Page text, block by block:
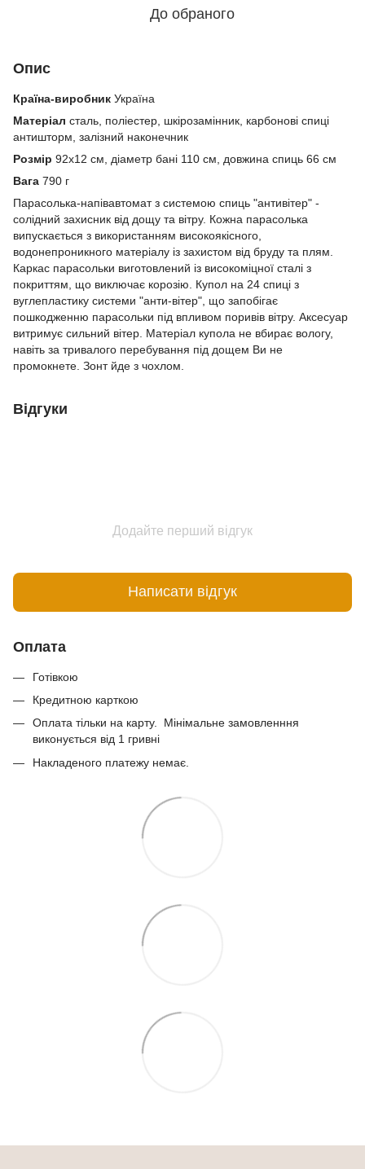
До обраного
Опис
Країна-виробник Україна
Матеріал сталь, поліестер, шкірозамінник, карбонові спиці
антишторм, залізний наконечник
Розмір 92х12 см, діаметр бані 110 см, довжина спиць 66 см
Вага 790 г
Парасолька-напівавтомат з системою спиць "антивітер" -
солідний захисник від дощу та вітру. Кожна парасолька
випускається з використанням високоякісного,
водонепроникного матеріалу із захистом від бруду та плям.
Каркас парасольки виготовлений із високоміцної сталі з
покриттям, що виключає корозію. Купол на 24 спиці з
вуглепластику системи "анти-вітер", що запобігає
пошкодженню парасольки під впливом поривів вітру. Аксесуар
витримує сильний вітер. Матеріал купола не вбирає вологу,
навіть за тривалого перебування під дощем Ви не
промокнете. Зонт йде з чохлом.
Відгуки
Додайте перший відгук
Написати відгук
Оплата
Готівкою
Кредитною карткою
Оплата тільки на карту. Мінімальне замовленння
виконується від 1 гривні
Накладеного платежу немає.